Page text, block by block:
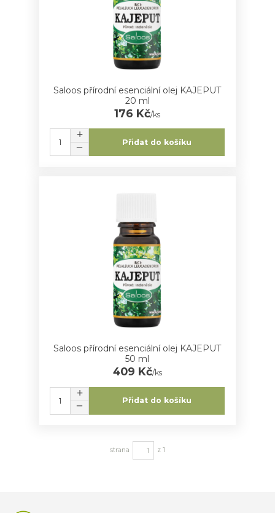
Saloos přírodní esenciální olej KAJEPUT
20 ml
176 Kč/ks
Přidat do košíku
Saloos přírodní esenciální olej KAJEPUT
50 ml
409 Kč/ks
Přidat do košíku
strana z 1